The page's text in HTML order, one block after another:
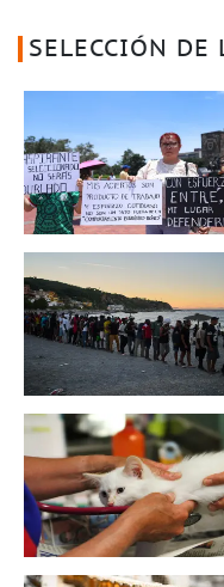
SELECCIÓN DE